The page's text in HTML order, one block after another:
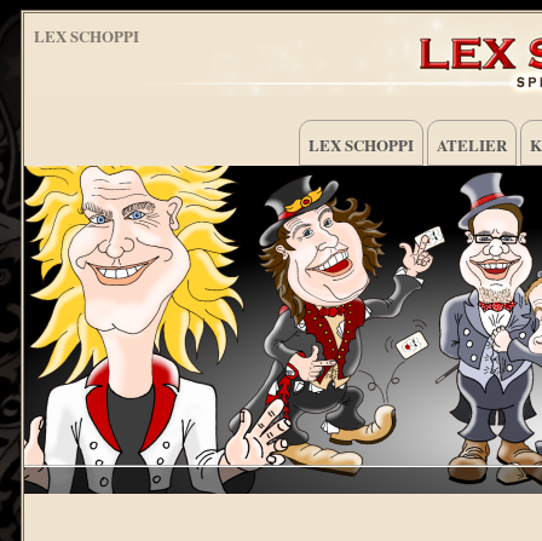
LEX SCHOPPI
LEX SCHOPPI ATELIER